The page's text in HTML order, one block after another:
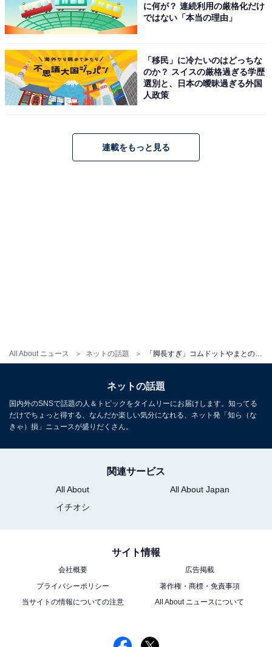
All About ニュース ネットの話題 「脚長すぎ」コムドットやまとの実妹・せいら、圧巻スタイル際立つ肩出しコーデ披露！ 「惚れちゃう」
に何が？ 連続利用の厳格化だけ
ではない「本当の理由」
「移民」に冷たいのはどっちな
のか？ スイスの厳格過ぎる学歴
選別と、日本の曖昧過ぎる外国
人政策
連載をもっと見る
ネットの話題
国内外のSNSで話題の人＆トピックをタイムリーにお届けします。知ってる
だけでちょっと得する、なんだか楽しい気分になれる、ネット発「知ら（な
きゃ）損」ニュースが盛りだくさん。
関連サービス
All About
All About Japan
イチオシ
サイト情報
会社概要
広告掲載
プライバシーポリシー
著作権・商標・免責事項
当サイトの情報についての注意
All About ニュースについて